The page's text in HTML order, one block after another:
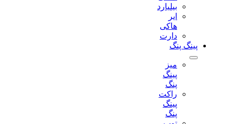
بیلیارد
دارت
پینگ پنگ
میز
راکت